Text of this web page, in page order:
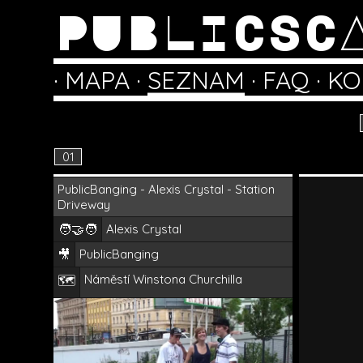
· MAPA · SEZNAM · FAQ ·
01
PublicBanging - Alexis Crystal - Station
Driveway
🧑‍🤝‍🧑 Alexis Crystal
🎥 PublicBanging
🗺️ Náměstí Winstona Churchilla